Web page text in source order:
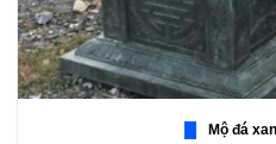
Mộ đá